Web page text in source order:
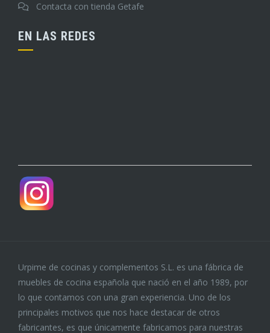
Contacta con tienda Getafe
EN LAS REDES
Urpime de cocinas y complementos S.L. es una fábrica de
muebles de cocina española que nació en el año 1989, por
lo que contamos con una gran experiencia. Uno de los
principales motivos que nos hace destacar de otros
fabricantes, es que únicamente fabricamos para nuestras